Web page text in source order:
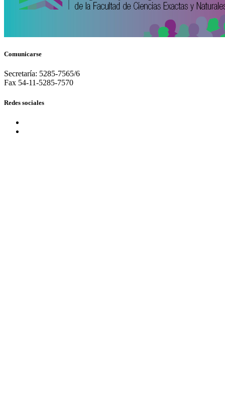
Comunicarse
Secretaría: 5285-7565/6
Fax 54-11-5285-7570
Redes sociales